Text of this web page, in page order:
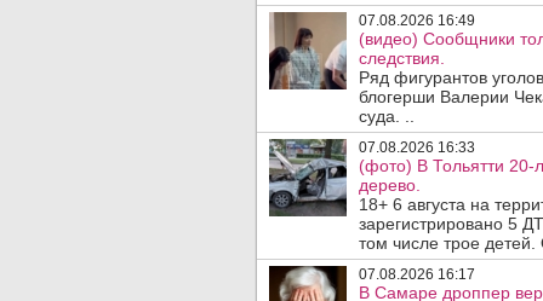
07.08.2026 16:49
(видео) Сообщники
следствия.
Ряд фигурантов
блогерши Валерии
суда. ..
07.08.2026 16:33
(фото) В Тольятти 20-
дерево.
18+ 6 августа на
зарегистрировано 5
том числе трое
07.08.2026 16:17
В Самаре дроппер